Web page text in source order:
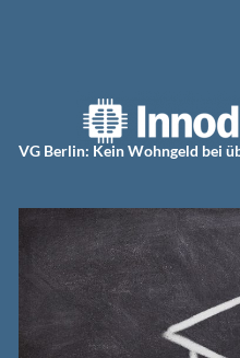
VG Berlin: Kein Wohngeld bei